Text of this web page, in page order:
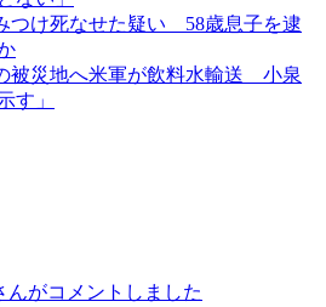
つけ死なせた疑い 58歳息子を逮
被災地へ米軍が飲料水輸送 小泉
す」
んがコメントしました